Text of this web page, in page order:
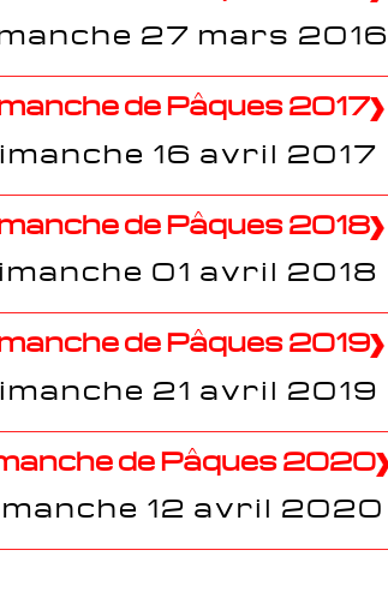
27 mars 2016
de Pâques 2017
16 avril 2017
de Pâques 2018
01 avril 2018
de Pâques 2019
21 avril 2019
de Pâques 2020
12 avril 2020